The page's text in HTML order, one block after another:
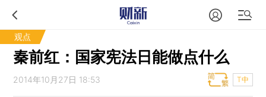
观点
秦前红：国家宪法日能做点什么
2014年10月27日 18:53 T中